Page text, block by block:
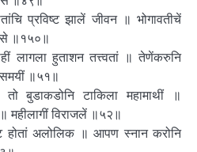
प्रविष्ट झालें जीवन ॥ भोगावतीचें
॥१५०॥
लागला हुताशन तत्त्वतां ॥ तेणेंकरुनि
समयीं ॥५१॥
बुडाकडोनि टाकिला महामाथीं ॥
महीलागीं विराजलें ॥५२॥
होतां अलोलिक ॥ आपण स्नान करोनि